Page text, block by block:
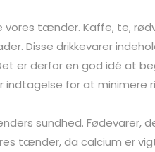
vores tænder. Kaffe, te,
Disse drikkevarer
er derfor en god idé at
for at minimere
sundhed. Fødevarer,
tænder, da calcium er